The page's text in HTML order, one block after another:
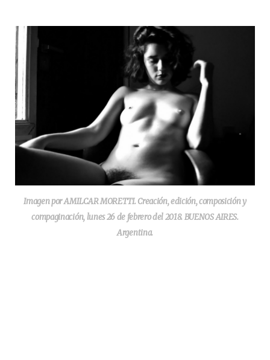
Imagen por AMILCAR MORETTI. Creación, edición, composición y
compaginación, lunes 26 de febrero del 2018. BUENOS AIRES.
Argentina.